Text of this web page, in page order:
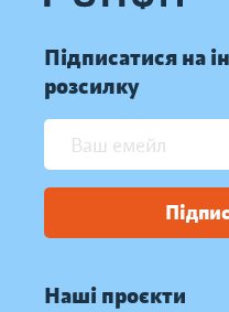
Підписатися на
розсилку
Наші проєкти